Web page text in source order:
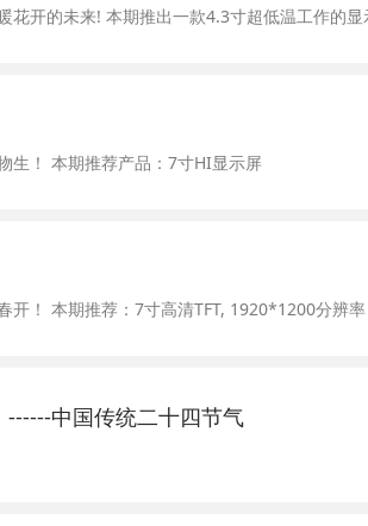
花开的未来! 本期推出一款4.3寸超低温工作的
生！ 本期推荐产品：7寸HI显示屏
开！ 本期推荐：7寸高清TFT, 1920*1200分辨率
------中国传统二十四节气